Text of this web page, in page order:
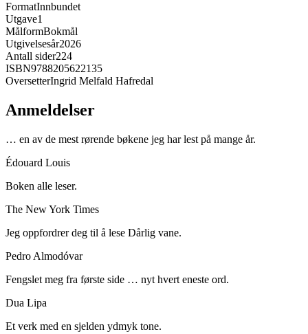
FormatInnbundet
Utgave1
MålformBokmål
Utgivelsesår2026
Antall sider224
ISBN9788205622135
OversetterIngrid Melfald Hafredal
Anmeldelser
… en av de mest rørende bøkene jeg har lest på mange år.
Édouard Louis
Boken alle leser.
The New York Times
Jeg oppfordrer deg til å lese Dårlig vane.
Pedro Almodóvar
Fengslet meg fra første side … nyt hvert eneste ord.
Dua Lipa
Et verk med en sjelden ydmyk tone.